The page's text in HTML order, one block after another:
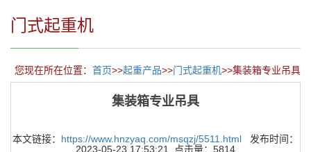
门式起重机
您现在所在位置： 首页>>起重产品>>门式起重机>>集装箱专业吊具
集装箱专业吊具
本文链接： https://www.hnzyaq.com/msqzj/5511.html 发布时间：
2023-05-23 17:53:21 点击量：5814